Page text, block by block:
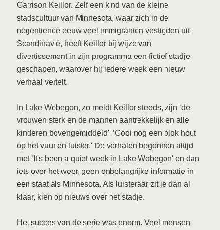
Garrison Keillor. Zelf een kind van de kleine
stadscultuur van Minnesota, waar zich in de
negentiende eeuw veel immigranten vestigden uit
Scandinavië, heeft Keillor bij wijze van
divertissement in zijn programma een fictief stadje
geschapen, waarover hij iedere week een nieuw
verhaal vertelt.
In Lake Wobegon, zo meldt Keillor steeds, zijn ‘de
vrouwen sterk en de mannen aantrekkelijk en alle
kinderen bovengemiddeld'. ‘Gooi nog een blok hout
op het vuur en luister.' De verhalen begonnen altijd
met ‘It's been a quiet week in Lake Wobegon' en dan
iets over het weer, geen onbelangrijke informatie in
een staat als Minnesota. Als luisteraar zit je dan al
klaar, kien op nieuws over het stadje.
Het succes van de serie was enorm. Veel mensen